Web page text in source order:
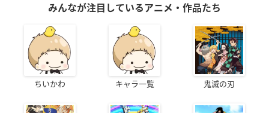
みんなが注目しているアニメ・作品たち
ちいかわ キャラ一覧 鬼滅の刃